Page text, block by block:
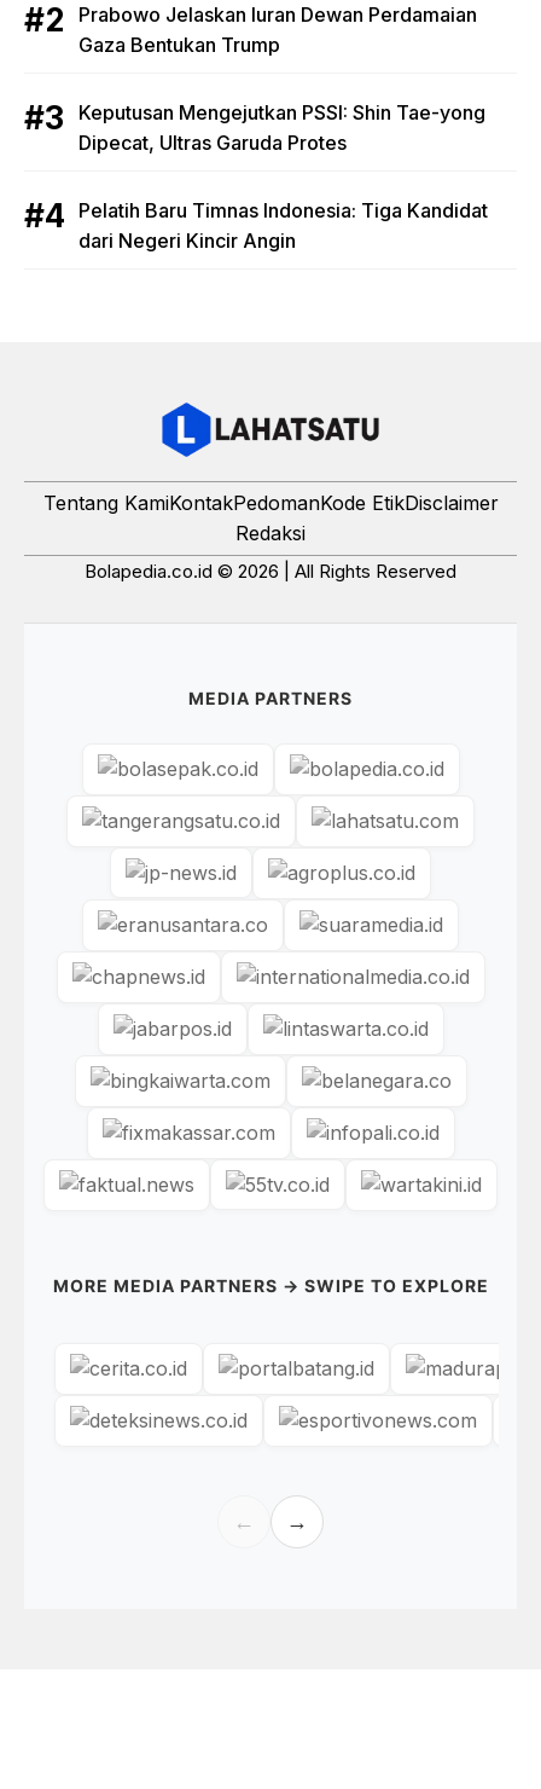
Prabowo Jelaskan Iuran Dewan Perdamaian
Gaza Bentukan Trump
Keputusan Mengejutkan PSSI: Shin Tae-yong
Dipecat, Ultras Garuda Protes
Pelatih Baru Timnas Indonesia: Tiga Kandidat
dari Negeri Kincir Angin
Tentang KamiKontakPedomanKode EtikDisclaimer
Redaksi
Bolapedia.co.id © 2026 | All Rights Reserved
MEDIA PARTNERS
MORE MEDIA PARTNERS → SWIPE TO EXPLORE
← →